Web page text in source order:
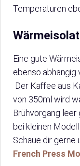
Temperaturen
Eine gute
ebenso abhängig
Der Kaffee aus
von 350ml wird
Brühvorgang leer
bei kleinen
Schaue dir gerne
French Press